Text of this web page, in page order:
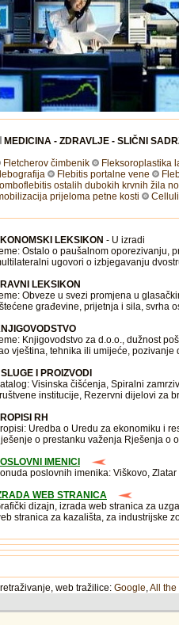
MEDICINA - ZDRAVLJE - SLIČNI
Fletcherov čimbenik
Fleksoroplastika
Flebitis portalne vene
ostalih dubokih krvnih žila
prijeloma petne kosti
LEKSIKON - U izradi
Ostalo o paušalnom oporezivanju,
ugovori o izbjegavanju
LEKSIKON
Obveze u svezi promjena u
građevine, prijetnja i sila, svrha
Knjigovodstvo za d.o.o., dužnost
vještina, tehnika ili umijeće, pozivanje
I PROIZVODI
Visinska čišćenja, Spiralni
institucije, Rezervni dijelovi za
RH
Uredba o Uredu za ekonomiku i
o prestanku važenja Rješenja o
IMENICI
poslovnih imenika: Viškovo,
WEB STRANICA
dizajn, izrada web stranica za
stranica za kazališta, za industrijske
web tražilice: Google,All the